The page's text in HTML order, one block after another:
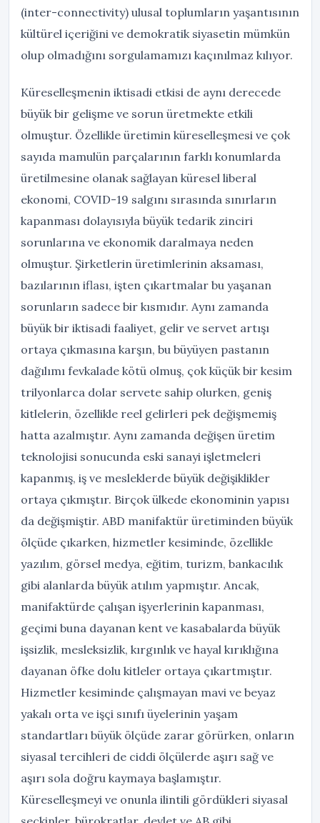
(inter-connectivity) ulusal toplumların yaşantısının
kültürel içeriğini ve demokratik siyasetin mümkün
olup olmadığını sorgulamamızı kaçınılmaz kılıyor.
Küreselleşmenin iktisadi etkisi de aynı derecede
büyük bir gelişme ve sorun üretmekte etkili
olmuştur. Özellikle üretimin küreselleşmesi ve çok
sayıda mamulün parçalarının farklı konumlarda
üretilmesine olanak sağlayan küresel liberal
ekonomi, COVID-19 salgını sırasında sınırların
kapanması dolayısıyla büyük tedarik zinciri
sorunlarına ve ekonomik daralmaya neden
olmuştur. Şirketlerin üretimlerinin aksaması,
bazılarının iflası, işten çıkartmalar bu yaşanan
sorunların sadece bir kısmıdır. Aynı zamanda
büyük bir iktisadi faaliyet, gelir ve servet artışı
ortaya çıkmasına karşın, bu büyüyen pastanın
dağılımı fevkalade kötü olmuş, çok küçük bir kesim
trilyonlarca dolar servete sahip olurken, geniş
kitlelerin, özellikle reel gelirleri pek değişmemiş
hatta azalmıştır. Aynı zamanda değişen üretim
teknolojisi sonucunda eski sanayi işletmeleri
kapanmış, iş ve mesleklerde büyük değişiklikler
ortaya çıkmıştır. Birçok ülkede ekonominin yapısı
da değişmiştir. ABD manifaktür üretiminden büyük
ölçüde çıkarken, hizmetler kesiminde, özellikle
yazılım, görsel medya, eğitim, turizm, bankacılık
gibi alanlarda büyük atılım yapmıştır. Ancak,
manifaktürde çalışan işyerlerinin kapanması,
geçimi buna dayanan kent ve kasabalarda büyük
işsizlik, mesleksizlik, kırgınlık ve hayal kırıklığına
dayanan öfke dolu kitleler ortaya çıkartmıştır.
Hizmetler kesiminde çalışmayan mavi ve beyaz
yakalı orta ve işçi sınıfı üyelerinin yaşam
standartları büyük ölçüde zarar görürken, onların
siyasal tercihleri de ciddi ölçülerde aşırı sağ ve
aşırı sola doğru kaymaya başlamıştır.
Küreselleşmeyi ve onunla ilintili gördükleri siyasal